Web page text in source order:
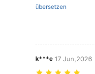
übersetzen
k***e 17 Jun,2026